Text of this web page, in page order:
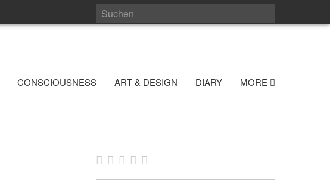
CONSCIOUSNESS ART & DESIGN DIARY MORE